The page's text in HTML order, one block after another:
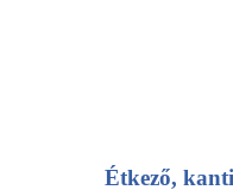
Étkező,